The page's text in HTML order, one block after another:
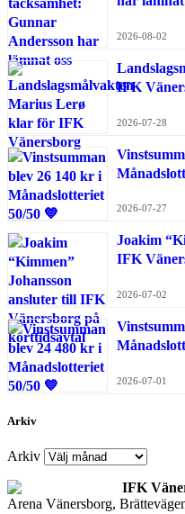
2026-08-02
IFK
2026-07-28
2026-07-27
Joakim
IFK
2026-07-02
2026-07-01
Arkiv
Arkiv
IFK
Arena Vänersborg,